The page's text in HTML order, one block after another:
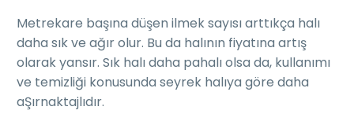
Metrekare başına düşen ilmek sayısı arttıkça halı
daha sık ve ağır olur. Bu da halının fiyatına artış
olarak yansır. Sık halı daha pahalı olsa da, kullanımı
ve temizliği konusunda seyrek halıya göre daha
aŞırnaktajlıdır.